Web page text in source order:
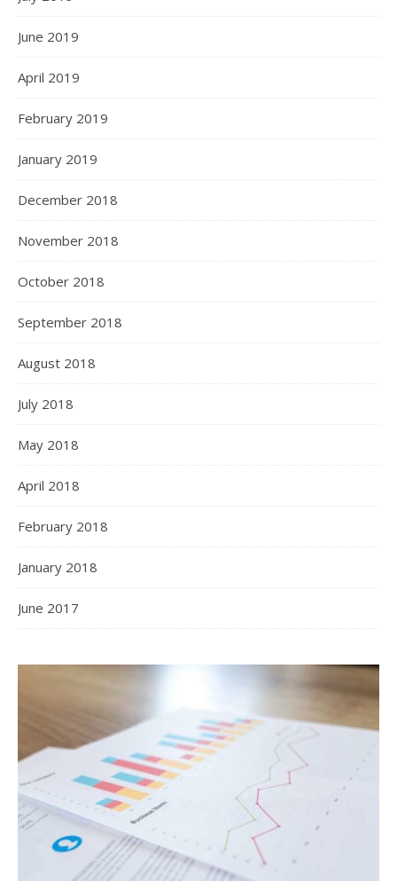
June 2019
April 2019
February 2019
January 2019
December 2018
November 2018
October 2018
September 2018
August 2018
July 2018
May 2018
April 2018
February 2018
January 2018
June 2017